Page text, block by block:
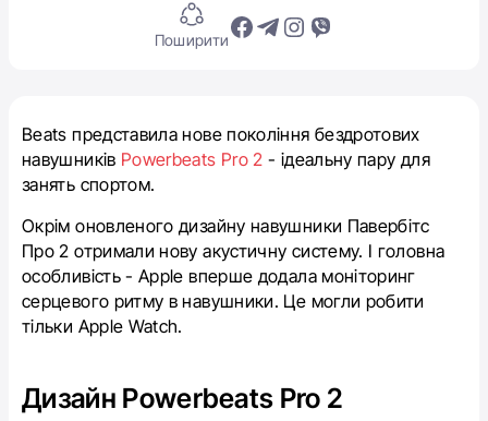
Поширити
Beats представила нове покоління бездротових
навушників Powerbeats Pro 2 - ідеальну пару для
занять спортом.
Окрім оновленого дизайну навушники Павербітс
Про 2 отримали нову акустичну систему. І головна
особливість - Apple вперше додала моніторинг
серцевого ритму в навушники. Це могли робити
тільки Apple Watch.
Дизайн Powerbeats Pro 2